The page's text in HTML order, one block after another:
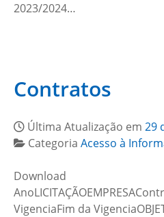
2023/2024…
Contratos
Última Atualização em 29
Categoria Acesso à
Download
VigenciaFim da